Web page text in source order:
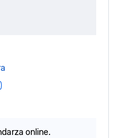
online.